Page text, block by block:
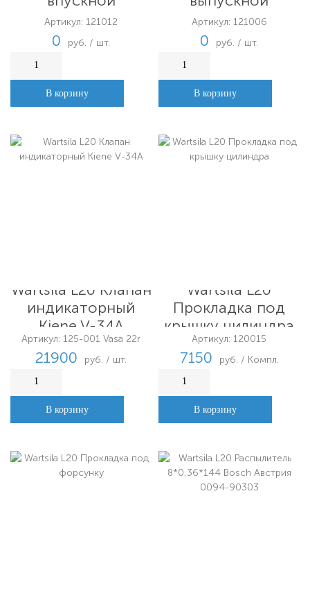
Артикул: 121012
0 руб. / шт.
В корзину
Артикул: 121006
0 руб. / шт.
В корзину
Wartsila L20 Клапан
индикаторный
Kiene V-34A
Артикул: 125-001 Vasa 22r
21900 руб. / шт.
В корзину
Wartsila L20
Прокладка под
крышку цилиндра
Артикул: 120015
7150 руб. / Компл.
В корзину